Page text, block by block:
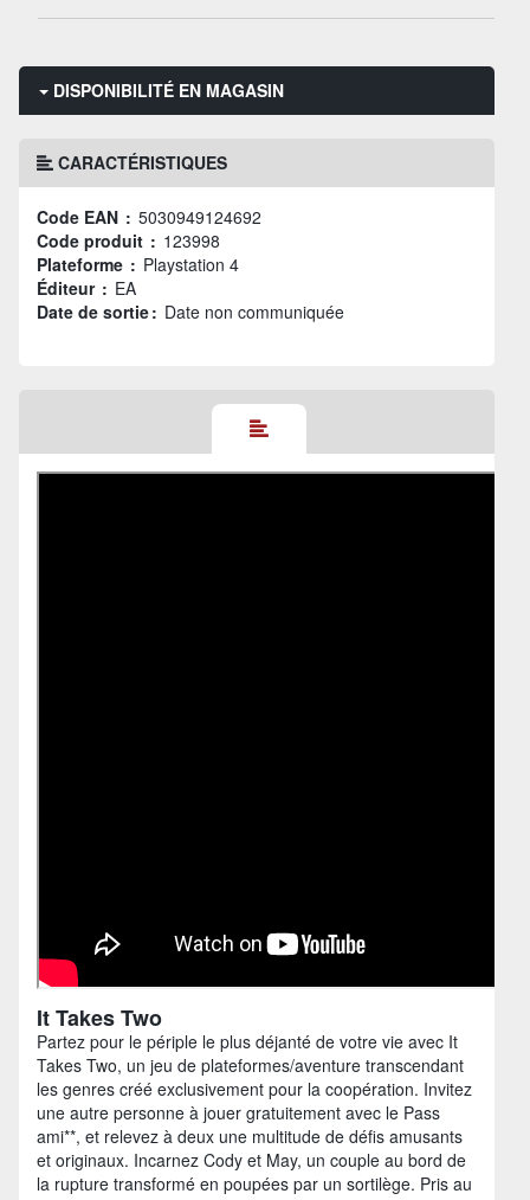
DISPONIBILITÉ EN MAGASIN
CARACTÉRISTIQUES
Code EAN : 5030949124692
Code produit : 123998
Plateforme : Playstation 4
Éditeur : EA
Date de sortie : Date non communiquée
It Takes Two
Partez pour le périple le plus déjanté de votre vie avec It
Takes Two, un jeu de plateformes/aventure transcendant
les genres créé exclusivement pour la coopération. Invitez
une autre personne à jouer gratuitement avec le Pass
ami**, et relevez à deux une multitude de défis amusants
et originaux. Incarnez Cody et May, un couple au bord de
la rupture transformé en poupées par un sortilège. Pris au